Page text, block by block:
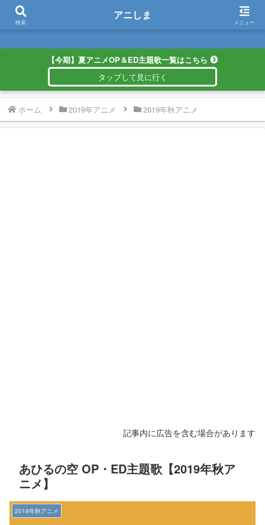
アニしま
【今期】夏アニメOP＆ED主題歌一覧はこちら
ホーム 2019年アニメ 2019年秋アニメ
記事内に広告を含む場合があります
あひるの空 OP・ED主題歌【2019年秋ア
ニメ】
2019年秋アニメ
検索
アニしま
メニュー